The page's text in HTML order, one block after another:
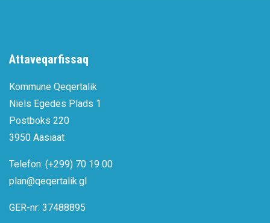
Attaveqarfissaq
Kommune Qeqertalik
Niels Egedes Plads 1
Postboks 220
3950 Aasiaat
Telefon: (+299) 70 19 00
plan@qeqertalik.gl
GER-nr: 37488895